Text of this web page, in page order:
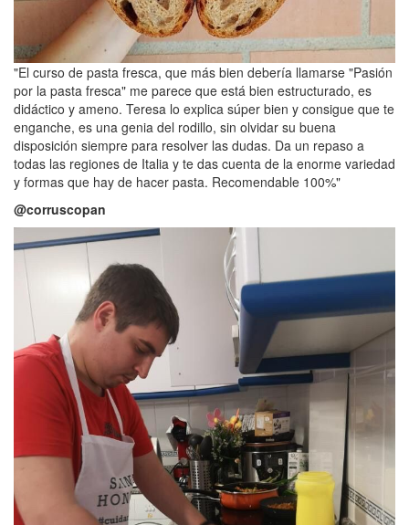
"El curso de pasta fresca, que más bien debería llamarse "Pasión
por la pasta fresca" me parece que está bien estructurado, es
didáctico y ameno. Teresa lo explica súper bien y consigue que te
enganche, es una genia del rodillo, sin olvidar su buena
disposición siempre para resolver las dudas. Da un repaso a
todas las regiones de Italia y te das cuenta de la enorme variedad
y formas que hay de hacer pasta. Recomendable 100%"
@corruscopan